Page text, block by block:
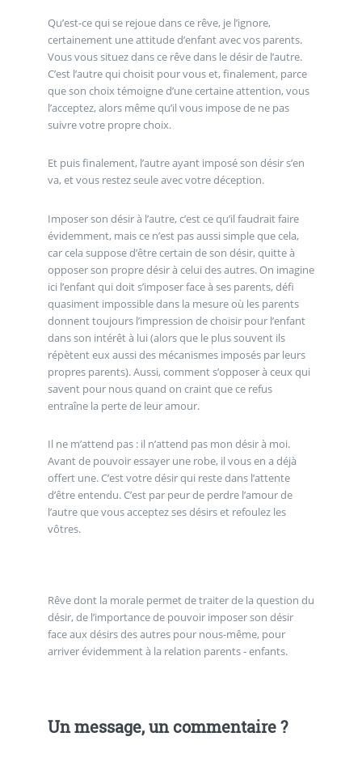
Qu’est-ce qui se rejoue dans ce rêve, je l’ignore,
certainement une attitude d’enfant avec vos parents.
Vous vous situez dans ce rêve dans le désir de l’autre.
C’est l’autre qui choisit pour vous et, finalement, parce
que son choix témoigne d’une certaine attention, vous
l’acceptez, alors même qu’il vous impose de ne pas
suivre votre propre choix.
Et puis finalement, l’autre ayant imposé son désir s’en
va, et vous restez seule avec votre déception.
Imposer son désir à l’autre, c’est ce qu’il faudrait faire
évidemment, mais ce n’est pas aussi simple que cela,
car cela suppose d’être certain de son désir, quitte à
opposer son propre désir à celui des autres. On imagine
ici l’enfant qui doit s’imposer face à ses parents, défi
quasiment impossible dans la mesure où les parents
donnent toujours l’impression de choisir pour l’enfant
dans son intérêt à lui (alors que le plus souvent ils
répètent eux aussi des mécanismes imposés par leurs
propres parents). Aussi, comment s’opposer à ceux qui
savent pour nous quand on craint que ce refus
entraîne la perte de leur amour.
Il ne m’attend pas : il n’attend pas mon désir à moi.
Avant de pouvoir essayer une robe, il vous en a déjà
offert une. C’est votre désir qui reste dans l’attente
d’être entendu. C’est par peur de perdre l’amour de
l’autre que vous acceptez ses désirs et refoulez les
vôtres.
Rêve dont la morale permet de traiter de la question du
désir, de l’importance de pouvoir imposer son désir
face aux désirs des autres pour nous-même, pour
arriver évidemment à la relation parents - enfants.
Un message, un commentaire ?